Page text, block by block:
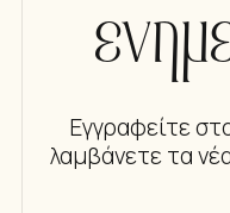
Εγγραφείτε
λαμβάνετε τα